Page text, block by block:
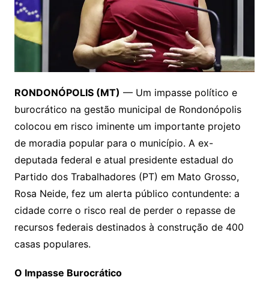
RONDONÓPOLIS (MT) — Um impasse político e
burocrático na gestão municipal de Rondonópolis
colocou em risco iminente um importante projeto
de moradia popular para o município. A ex-
deputada federal e atual presidente estadual do
Partido dos Trabalhadores (PT) em Mato Grosso,
Rosa Neide, fez um alerta público contundente: a
cidade corre o risco real de perder o repasse de
recursos federais destinados à construção de 400
casas populares.
O Impasse Burocrático